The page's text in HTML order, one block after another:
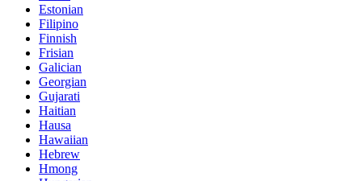
Estonian
Filipino
Finnish
Frisian
Galician
Georgian
Gujarati
Haitian
Hausa
Hawaiian
Hebrew
Hmong